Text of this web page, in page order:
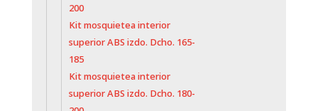
200
Kit mosquietea interior
superior ABS izdo. Dcho. 165-
185
Kit mosquietea interior
superior ABS izdo. Dcho. 180-